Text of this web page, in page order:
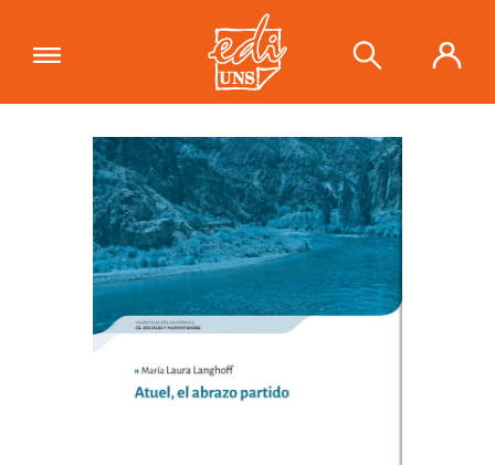
"Atuel, el abrazo partido"se ha
añadido a tu carrito.
Ver carrito